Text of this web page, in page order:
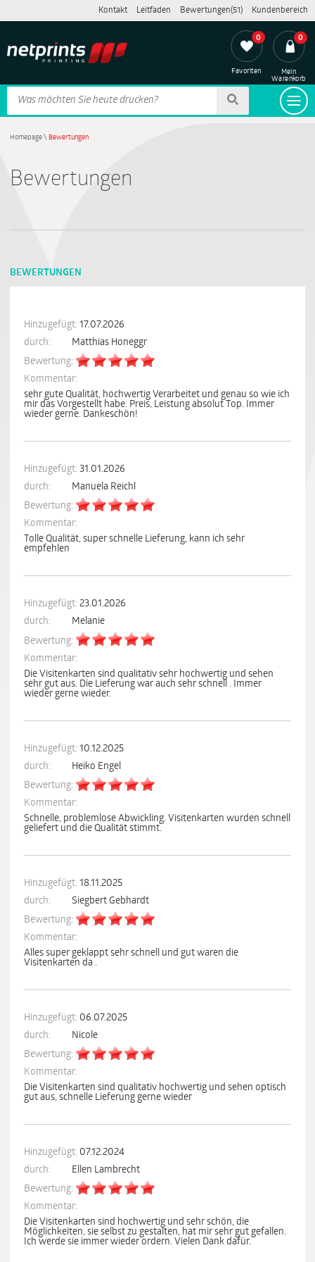
Kontakt Leitfaden Bewertungen(51) Kundenbereich
0
Favoriten
0
Mein
Warenkorb
Homepage\ Bewertungen
Bewertungen
BEWERTUNGEN
Hinzugefügt: 17.07.2026
durch:
Matthias Honeggr
Bewertung:
Kommentar:
sehr gute Qualität, hochwertig Verarbeitet und genau so wie ich
mir das Vorgestellt habe. Preis, Leistung absolut Top. Immer
wieder gerne. Dankeschön!
Hinzugefügt: 31.01.2026
durch:
Manuela Reichl
Bewertung:
Kommentar:
Tolle Qualität, super schnelle Lieferung, kann ich sehr
empfehlen
Hinzugefügt: 23.01.2026
durch:
Melanie
Bewertung:
Kommentar:
Die Visitenkarten sind qualitativ sehr hochwertig und sehen
sehr gut aus. Die Lieferung war auch sehr schnell . Immer
wieder gerne wieder.
Hinzugefügt: 10.12.2025
durch:
Heiko Engel
Bewertung:
Kommentar:
Schnelle, problemlose Abwickling. Visitenkarten wurden schnell
geliefert und die Qualität stimmt.
Hinzugefügt: 18.11.2025
durch:
Siegbert Gebhardt
Bewertung:
Kommentar:
Alles super geklappt sehr schnell und gut waren die
Visitenkarten da .
Hinzugefügt: 06.07.2025
durch:
Nicole
Bewertung:
Kommentar:
Die Visitenkarten sind qualitativ hochwertig und sehen optisch
gut aus, schnelle Lieferung gerne wieder
Hinzugefügt: 07.12.2024
durch:
Ellen Lambrecht
Bewertung:
Kommentar:
Die Visitenkarten sind hochwertig und sehr schön, die
Möglichkeiten, sie selbst zu gestalten, hat mir sehr gut gefallen.
Ich werde sie immer wieder ordern. Vielen Dank dafür.